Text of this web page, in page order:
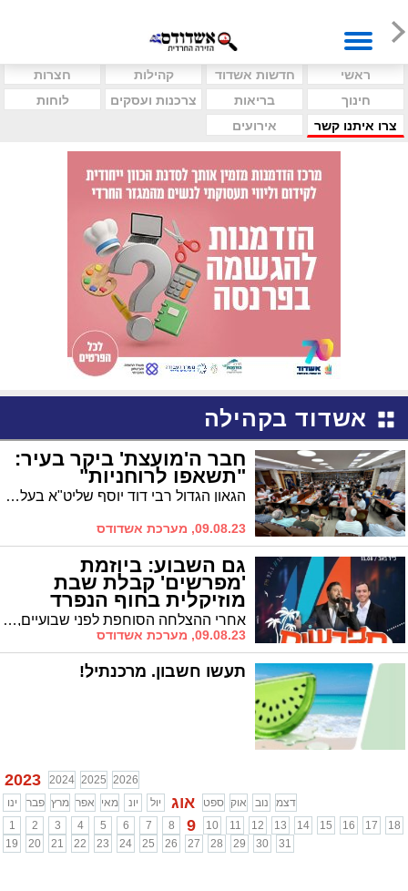
ראשי חדשות אשדוד קהילות
חצרות
חינוך
בריאות צרכנות ועסקים
לוחות
צרו איתנו קשר
אירועים
אשדוד בקהילה
חבר ה'מועצת' ביקר בעיר:
"תשאפו לרוחניות"
הגאון הגדול רבי דוד יוסף שליט"א בעל ה"הלכה ברורה" וחבר מועצת חכמי התורה נשא שיעור מרתק במרכז לצעירים "ילדי שגיא ויעקב". "זה מקום קדוש, שיש בו הרבה פעילות של שיעורי תורה, תלמידי חכמים מופלגים באים ומדברים בהלכה ובמחשבה בזכות הרב אילן", אמר הגר"ד יוסף
09.08.23, מערכת אשדודס
גם השבוע: ביוזמת
'מפרשים' קבלת שבת
מוזיקלית בחוף הנפרד
אחרי ההצלחה הסוחפת לפני שבועיים, גם השבוע יהנו תושבי העיר ממופע של קבלת שבת בשיתוף עם 'קול ברמה'. מי יחכה לכם בחוף הנפרד ומתי? כל הפרטים
09.08.23, מערכת אשדודס
תעשו חשבון. מרכנתיל!
2023 2024 2025 2026
ינו
פבר מרץ אפר מאי יונ יול אוג ספט אוק נוב
דצמ
1
2 3 4 5 6 7 8 9 10 11 12 13 14 15 16 17
18
19
20 21 22 23 24 25 26 27 28 29 30 31